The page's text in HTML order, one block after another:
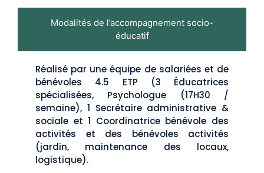
Modalités de l’accompagnement socio-
éducatif
Réalisé par une équipe de salariées et de
bénévoles 4.5 ETP (3 Éducatrices
spécialisées, Psychologue (17H30 /
semaine), 1 Secrétaire administrative &
sociale et 1 Coordinatrice bénévole des
activités et des bénévoles activités
(jardin, maintenance des locaux,
logistique).